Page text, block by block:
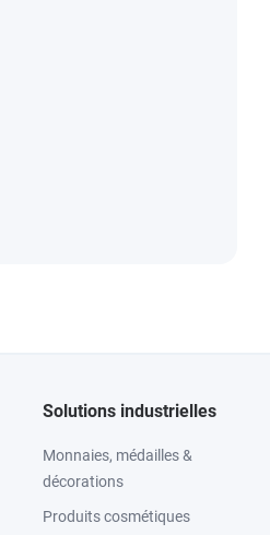
Solutions industrielles
Monnaies, médailles &
décorations
Produits cosmétiques